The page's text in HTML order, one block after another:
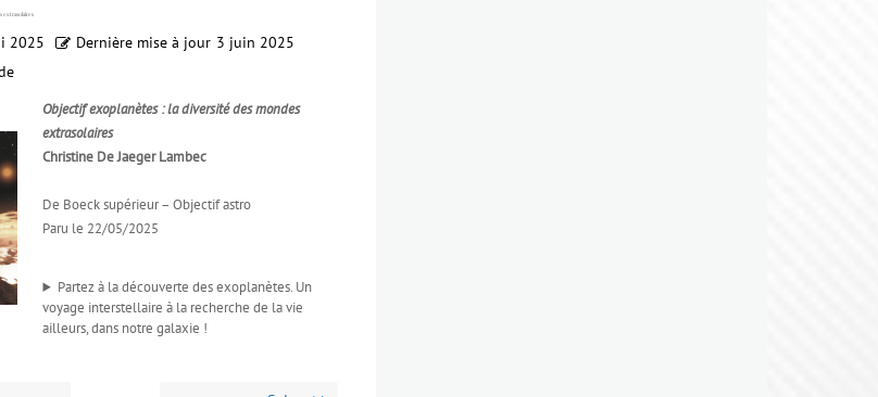
extrasolaires
2025 Dernière mise à jour 3 juin 2025
Objectif exoplanètes : la diversité des mondes
extrasolaires
Christine De Jaeger Lambec
De Boeck supérieur – Objectif astro
Paru le 22/05/2025
Partez à la découverte des exoplanètes. Un
voyage interstellaire à la recherche de la vie
ailleurs, dans notre galaxie !